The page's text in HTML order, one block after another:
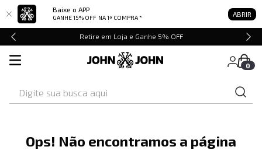
Baixe o APP
GANHE 15% OFF NA 1ª COMPRA * ABRIR
Retire em Loja e Ganhe 5% OFF
0
Ops! Não encontramos a página